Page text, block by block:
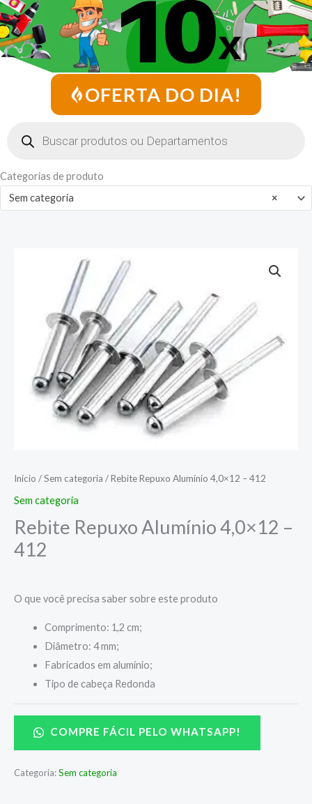
OFERTA DO DIA!
Categorias de produto
×
Sem categoria
Início /Sem categoria / Rebite Repuxo Alumínio 4,0×12 – 412
Sem categoria
Rebite Repuxo Alumínio 4,0×12 –
412
O que você precisa saber sobre este produto
Comprimento: 1,2 cm;
Diâmetro: 4 mm;
Fabricados em alumínio;
Tipo de cabeça Redonda
COMPRE FÁCIL PELO WHATSAPP!
Categoria:Sem categoria